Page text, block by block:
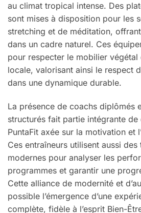
au climat tropical intense. Des
sont mises à disposition pour les
stretching et de méditation,
dans un cadre naturel. Ces
pour respecter le mobilier
locale, valorisant ainsi le respect
dans une dynamique durable.
La présence de coachs diplômés
structurés fait partie intégrante
PuntaFit axée sur la motivation et
Ces entraîneurs utilisent aussi
modernes pour analyser les
programmes et garantir une
Cette alliance de modernité et
possible l’émergence d’une
complète, fidèle à l’esprit Bien-